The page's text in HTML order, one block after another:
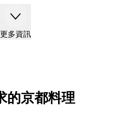
更多資訊
的京都料理